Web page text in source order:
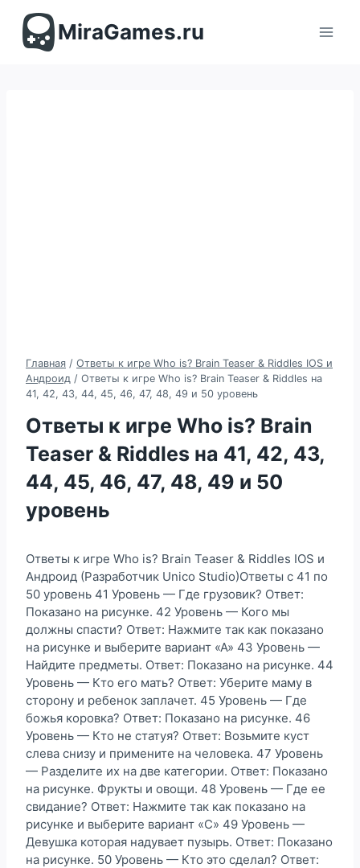
содержимомуMiraGames.ru
Главная / Ответы к игре Who is? Brain Teaser & Riddles IOS и
Андроид / Ответы к игре Who is? Brain Teaser & Riddles на
41, 42, 43, 44, 45, 46, 47, 48, 49 и 50 уровень
Ответы к игре Who is? Brain
Teaser & Riddles на 41, 42, 43,
44, 45, 46, 47, 48, 49 и 50
уровень
Ответы к игре Who is? Brain Teaser & Riddles IOS и
Андроид (Разработчик Unico Studio)Ответы с 41 по
50 уровень 41 Уровень — Где грузовик? Ответ:
Показано на рисунке. 42 Уровень — Кого мы
должны спасти? Ответ: Нажмите так как показано
на рисунке и выберите вариант «А» 43 Уровень —
Найдите предметы. Ответ: Показано на рисунке. 44
Уровень — Кто его мать? Ответ: Уберите маму в
сторону и ребенок заплачет. 45 Уровень — Где
божья коровка? Ответ: Показано на рисунке. 46
Уровень — Кто не статуя? Ответ: Возьмите куст
слева снизу и примените на человека. 47 Уровень
— Разделите их на две категории. Ответ: Показано
на рисунке. Фрукты и овощи. 48 Уровень — Где ее
свидание? Ответ: Нажмите так как показано на
рисунке и выберите вариант «С» 49 Уровень —
Девушка которая надувает пузырь. Ответ: Показано
на рисунке. 50 Уровень — Кто это сделал? Ответ: